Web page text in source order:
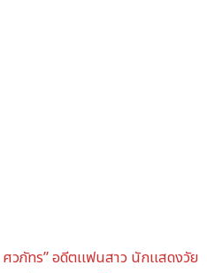
วภัทร” อดีตแฟนสาว นักแสดงวัย